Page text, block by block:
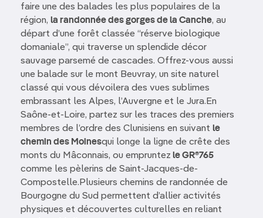
faire une des balades les plus populaires de la
région, la randonnée des gorges de la Canche, au
départ d’une forêt classée “réserve biologique
domaniale”, qui traverse un splendide décor
sauvage parsemé de cascades. Offrez-vous aussi
une balade sur le mont Beuvray, un site naturel
classé qui vous dévoilera des vues sublimes
embrassant les Alpes, l’Auvergne et le Jura.En
Saône-et-Loire, partez sur les traces des premiers
membres de l’ordre des Clunisiens en suivant le
chemin des Moinesqui longe la ligne de crête des
monts du Mâconnais, ou empruntez le GR®765
comme les pèlerins de Saint-Jacques-de-
Compostelle.Plusieurs chemins de randonnée de
Bourgogne du Sud permettent d’allier activités
physiques et découvertes culturelles en reliant